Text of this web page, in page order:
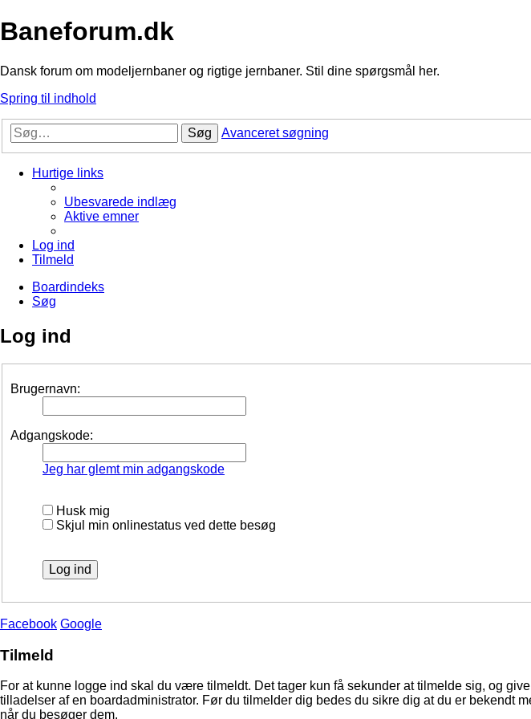
Baneforum.dk
Dansk forum om modeljernbaner og rigtige jernbaner. Stil dine spørgsmål her.
Spring til indhold
Søg Avanceret søgning
Hurtige links
Ubesvarede indlæg
Aktive emner
Log ind
Tilmeld
Boardindeks
Søg
Log ind
Brugernavn:
Adgangskode:
Jeg har glemt min adgangskode
Husk mig
Skjul min onlinestatus ved dette besøg
Facebook Google
Tilmeld
For at kunne logge ind skal du være tilmeldt. Det tager kun få sekunder at tilmelde sig, og
tilladelser af en boardadministrator. Før du tilmelder dig bedes du sikre dig at du er bekendt
når du besøger dem.